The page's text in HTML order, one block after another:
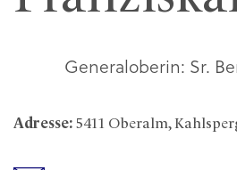
Generaloberin: Sr.
Adresse: 5411 Oberalm,